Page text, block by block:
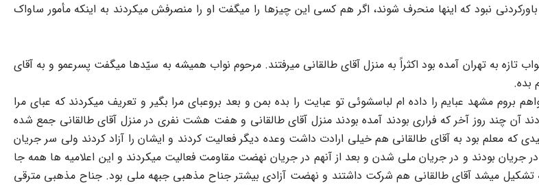
باورکردنی نبود که اینها منحرف شوند، اگر هم کسی این چیزها را میگفت او را منصرفش میکردند به اینکه مأمور ساواک
تازه به تهران آمده بود اکثراً به منزل آقای طالقانی میرفتند. مرحوم نواب همیشه به سیّدها میگفت پسرعمو و به آقای
بده.
مشهد عبایم را داده ام لباسشوئی تو عبایت را بده بمن و بعد بروعبای مرا بگیر و تعریف میکردند که عبای مرا
آن چند روز آخر که فراری بودند آمده بودند منزل آقای طالقانی و هفت هشت نفری در منزل آقای طالقانی جمع شده
که معلم بود به آقای طالقانی هم خیلی ارادت داشت وعده دیگر فعالیت کردند و ایشان را آزاد کردند ولی سر جریان
جریان بودند و در جریان ملی شدن و بعد از آنهم در جریان نهضت مقاومت فعالیت میکردند و این اعلامیه ها همه جا
میشد آقای طالقانی هم شرکت داشتند و نهضت آزادی بیشتر جناح مذهبی جبهه ملی بود. جناح مذهبی مترقی